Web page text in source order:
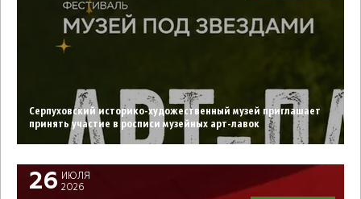
Серпуховский историко-художественный музей приглашает
принять участие в росписи музейных арт-лавок
26
ИЮЛЯ
2026